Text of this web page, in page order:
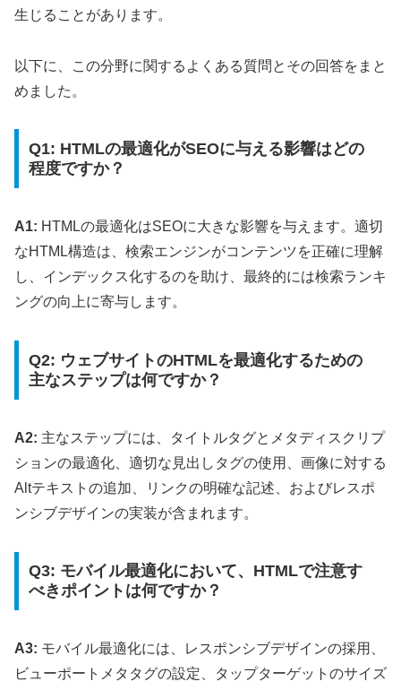
生じることがあります。
以下に、この分野に関するよくある質問とその回答をまと
めました。
Q1: HTMLの最適化がSEOに与える影響はどの
程度ですか？
A1: HTMLの最適化はSEOに大きな影響を与えます。適切
なHTML構造は、検索エンジンがコンテンツを正確に理解
し、インデックス化するのを助け、最終的には検索ランキ
ングの向上に寄与します。
Q2: ウェブサイトのHTMLを最適化するための
主なステップは何ですか？
A2: 主なステップには、タイトルタグとメタディスクリプ
ションの最適化、適切な見出しタグの使用、画像に対する
Altテキストの追加、リンクの明確な記述、およびレスポ
ンシブデザインの実装が含まれます。
Q3: モバイル最適化において、HTMLで注意す
べきポイントは何ですか？
A3: モバイル最適化には、レスポンシブデザインの採用、
ビューポートメタタグの設定、タップターゲットのサイズ